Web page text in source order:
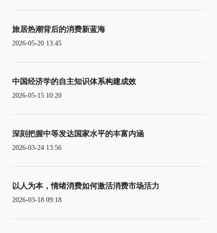
旅居热潮背后的消费新蓝海
2026-05-20 13:45
中国经济学的自主知识体系构建成效
2026-05-15 10:20
深刻把握中等发达国家水平的丰富内涵
2026-03-24 13:56
以人为本，情绪消费如何激活消费市场活力
2026-03-18 09:18